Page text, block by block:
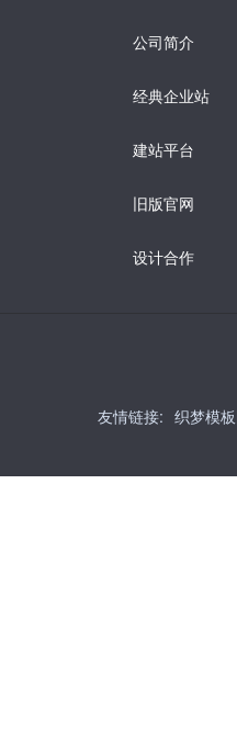
公司简介
经典企业站
建站平台
旧版官网
设计合作
友情链接: 织梦模